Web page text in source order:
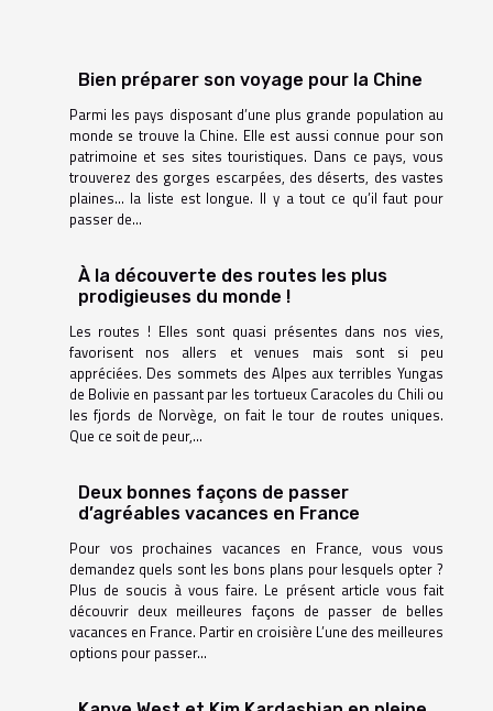
Bien préparer son voyage pour la Chine
Parmi les pays disposant d’une plus grande population au
monde se trouve la Chine. Elle est aussi connue pour son
patrimoine et ses sites touristiques. Dans ce pays, vous
trouverez des gorges escarpées, des déserts, des vastes
plaines… la liste est longue. Il y a tout ce qu’il faut pour
passer de...
À la découverte des routes les plus
prodigieuses du monde !
Les routes ! Elles sont quasi présentes dans nos vies,
favorisent nos allers et venues mais sont si peu
appréciées. Des sommets des Alpes aux terribles Yungas
de Bolivie en passant par les tortueux Caracoles du Chili ou
les fjords de Norvège, on fait le tour de routes uniques.
Que ce soit de peur,...
Deux bonnes façons de passer
d’agréables vacances en France
Pour vos prochaines vacances en France, vous vous
demandez quels sont les bons plans pour lesquels opter ?
Plus de soucis à vous faire. Le présent article vous fait
découvrir deux meilleures façons de passer de belles
vacances en France. Partir en croisière L’une des meilleures
options pour passer...